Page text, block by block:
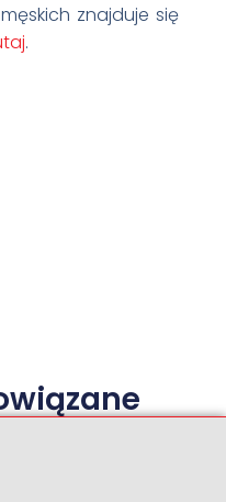
znajduje się
.